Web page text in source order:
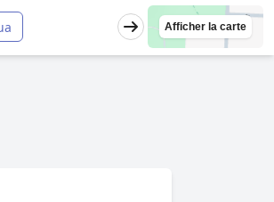
Afficher la carte